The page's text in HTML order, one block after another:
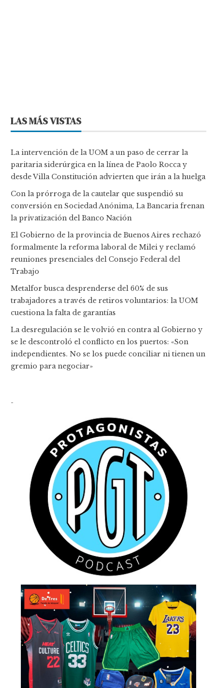
LAS MÁS VISTAS
La intervención de la UOM a un paso de cerrar la
paritaria siderúrgica en la línea de Paolo Rocca y
desde Villa Constitución advierten que irán a la huelga
Con la prórroga de la cautelar que suspendió su
conversión en Sociedad Anónima, La Bancaria frenan
la privatización del Banco Nación
El Gobierno de la provincia de Buenos Aires rechazó
formalmente la reforma laboral de Milei y reclamó
reuniones presenciales del Consejo Federal del
Trabajo
Metalfor busca desprenderse del 60% de sus
trabajadores a través de retiros voluntarios: la UOM
cuestiona la falta de garantías
La desregulación se le volvió en contra al Gobierno y
se le descontroló el conflicto en los puertos: «Son
independientes. No se los puede conciliar ni tienen un
gremio para negociar»
-